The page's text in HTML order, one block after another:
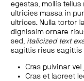
egestas, mollis tellus
ultricies massa in
ultrices. Nulla tortor
dignissim ornare
sed, italicized text
sagittis risus sagittis
Cras pulvinar
Cras et laoreet